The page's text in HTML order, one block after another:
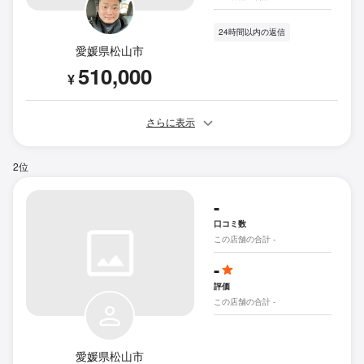
愛媛県松山市
¥510,000
24時間以内の返信
さらに表示
2位
愛媛県松山市
-
口コミ数
この店舗の合計 -
-
評価
この店舗の合計 -